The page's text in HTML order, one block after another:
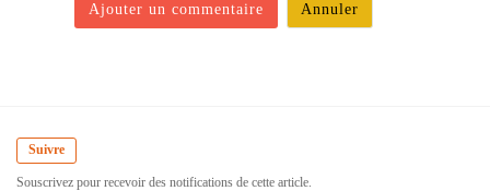
Ajouter un commentaire Annuler
Suivre
Souscrivez pour recevoir des notifications de cette article.